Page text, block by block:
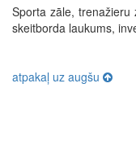
Sporta zāle,
skeitborda laukums,
atpakaļ uz augšu